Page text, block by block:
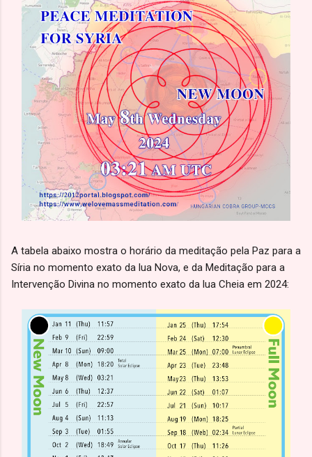
A tabela abaixo mostra o horário da meditação pela Paz para a
Síria no momento exato da lua Nova, e da Meditação para a
Intervenção Divina no momento exato da lua Cheia em 2024: